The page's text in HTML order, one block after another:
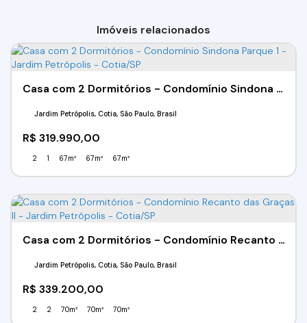
Imóveis relacionados
Casa com 2 Dormitórios - Condomínio Sindona Parque 1 - Jardim Petrópolis - Cotia/SP
R$ 319.990,00
Jardim Petrópolis, Cotia, São Paulo, Brasil
2 1 67m² 67m² 67m²
Casa com 2 Dormitórios - Condomínio Recanto das Graças II - Jardim Petrópolis - Cotia/SP
R$ 339.200,00
Jardim Petrópolis, Cotia, São Paulo, Brasil
2 2 70m² 70m² 70m²